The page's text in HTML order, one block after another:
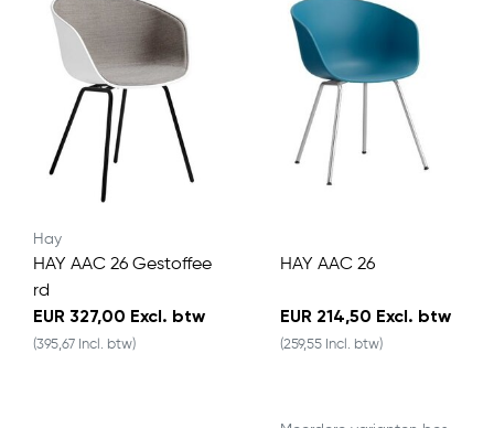
Hay
HAY AAC 26 Gestoffee
rd
EUR 327,00 Excl. btw
(395,67 Incl. btw)
HAY AAC 26
EUR 214,50 Excl. btw
(259,55 Incl. btw)